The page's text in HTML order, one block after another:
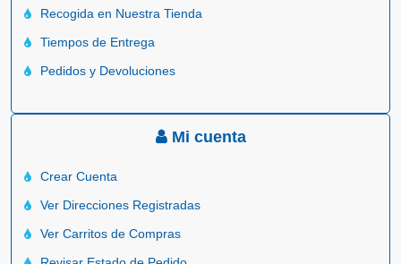
Recogida en Nuestra Tienda
Tiempos de Entrega
Pedidos y Devoluciones
Mi cuenta
Crear Cuenta
Ver Direcciones Registradas
Ver Carritos de Compras